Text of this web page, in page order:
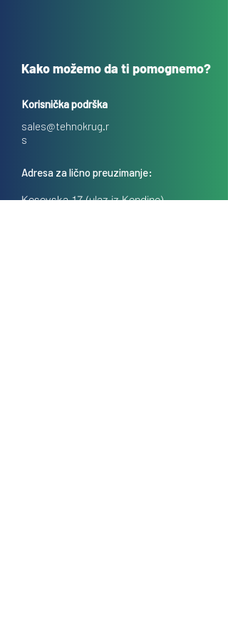
Kako možemo da ti pomognemo?
Korisnička podrška
sales@tehnokrug.r
s
Adresa za lično preuzimanje:
Kosovska 17 (ulaz iz Kondine),